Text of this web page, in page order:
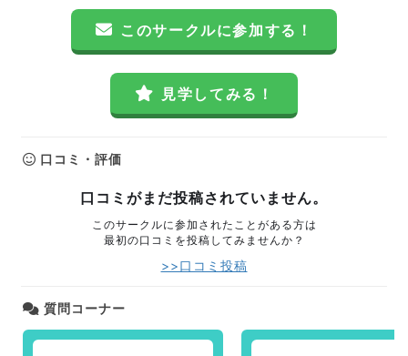
このサークルに参加する！
見学してみる！
口コミ・評価
口コミがまだ投稿されていません。
このサークルに参加されたことがある方は
最初の口コミを投稿してみませんか？
>>口コミ投稿
質問コーナー